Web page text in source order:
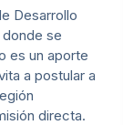
Desarrollo
donde se
es un aporte
a postular a
directa.